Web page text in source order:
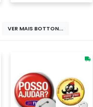
VER MAIS BOTTON...